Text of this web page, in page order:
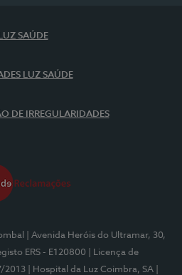
LUZ SAÚDE
LUZ SAÚDE
DE IRREGULARIDADES
| Avenida Heróis do Ultramar, 30,
ERS - E120800
| Licença de
2013
| Hospital da Luz Coimbra, SA